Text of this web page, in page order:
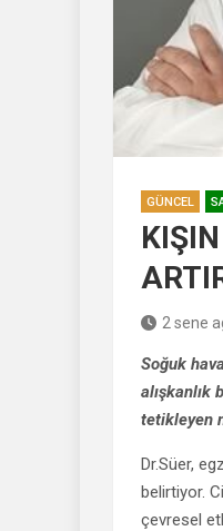
GÜNCEL
2 sene
Soğuk
alışkanlık
tetikleyen
Dr.Süer,
belirtiyor.
çevresel